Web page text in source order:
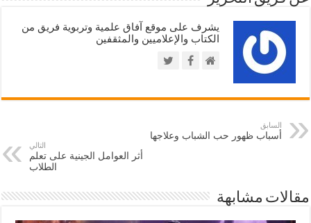
يشرف على موقع آفاق علمية وتربوية فريق من
الكتاب والإعلاميين والمثقفين
السابق
أسباب ظهور حب الشباب وعلاجها
التالي
أثر العوامل الجينية على تعلم
الطلاب
مقالات مشابهة